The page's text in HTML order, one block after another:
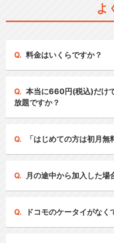
よ
料金はいくらですか？
本当に660円(税込)だけ
放題ですか？
「はじめての方は初月
月の途中から加入した場
ドコモのケータイがなく